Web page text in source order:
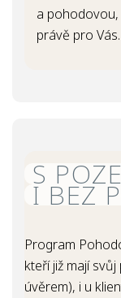
a
právě pro Vás.
S
I BEZ
Program
kteří již mají
úvěrem), i u